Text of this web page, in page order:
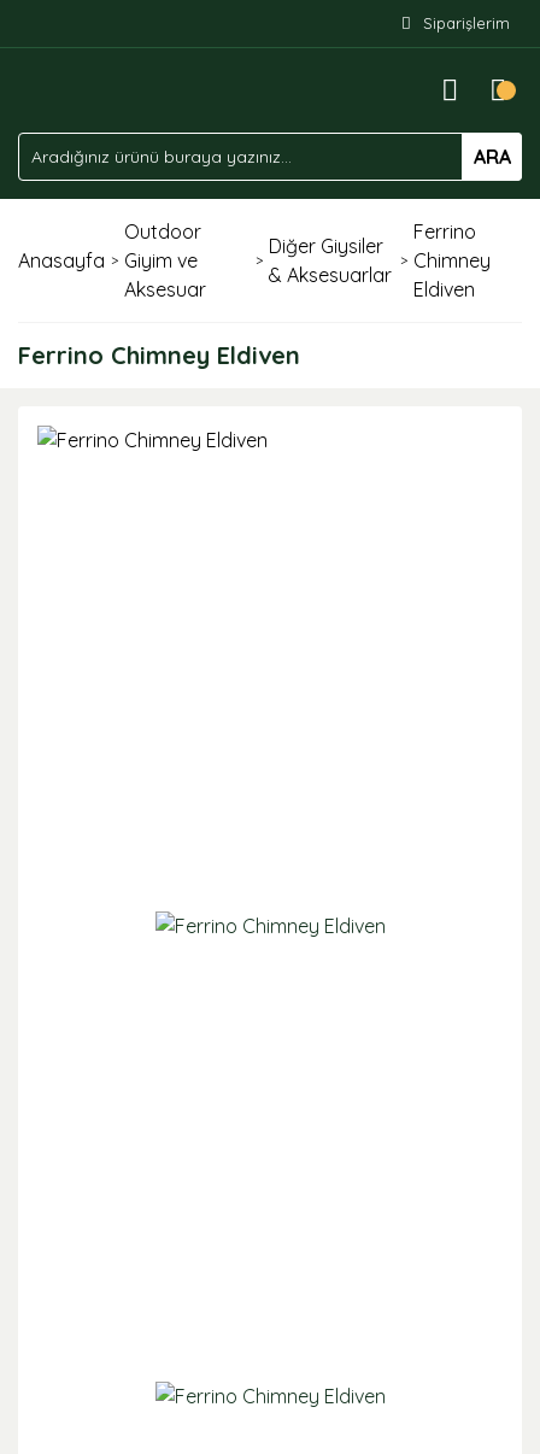
Siparişlerim
ARA
Anasayfa
Outdoor
Giyim ve
Aksesuar
Diğer Giysiler
& Aksesuarlar
Ferrino
Chimney
Eldiven
Ferrino Chimney Eldiven